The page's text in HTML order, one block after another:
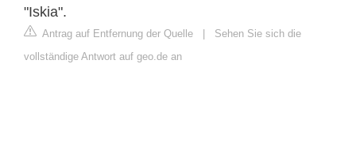
"Iskia".
Antrag auf Entfernung der Quelle
Sehen Sie sich die
vollständige Antwort auf geo.de an